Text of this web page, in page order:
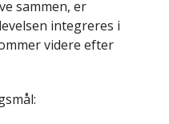
sammen, er
integreres i
videre efter